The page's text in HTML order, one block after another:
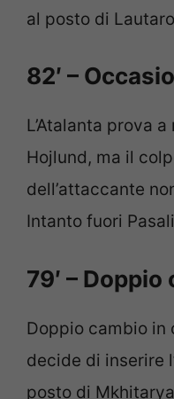
al posto di
82′ –
L’Atalanta prova
Hojlund, ma il
dell’attaccante
Intanto fuori
79′ –
Doppio cambio in
decide di inserire
posto di